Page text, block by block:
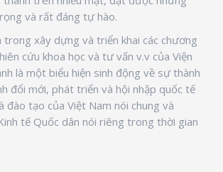
và rất đáng tự hào.
trong xây dựng và triển khai các chương
cứu khoa học và tư vấn v.v của Viện
là một biểu hiện sinh động về sự thành
đổi mới, phát triển và hội nhập quốc tế
đào tạo của Việt Nam nói chung và
tế Quốc dân nói riêng trong thời gian